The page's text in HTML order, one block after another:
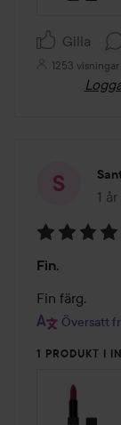
Gilla
1253 visningar
1 år
4
av
5
Fin.
Fin färg.
Översatt
1 PRODUKT I